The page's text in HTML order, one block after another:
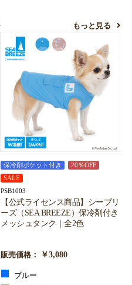
もっと見る
保冷剤ポケット付き
20％OFF
SALE
PSB1003
【公式ライセンス商品】シーブリ
ーズ（SEA BREEZE）保冷剤付き
メッシュタンク｜全2色
販売価格： ￥3,080
ブルー